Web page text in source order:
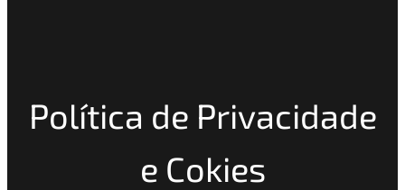
Política de Privacidade
e Cokies